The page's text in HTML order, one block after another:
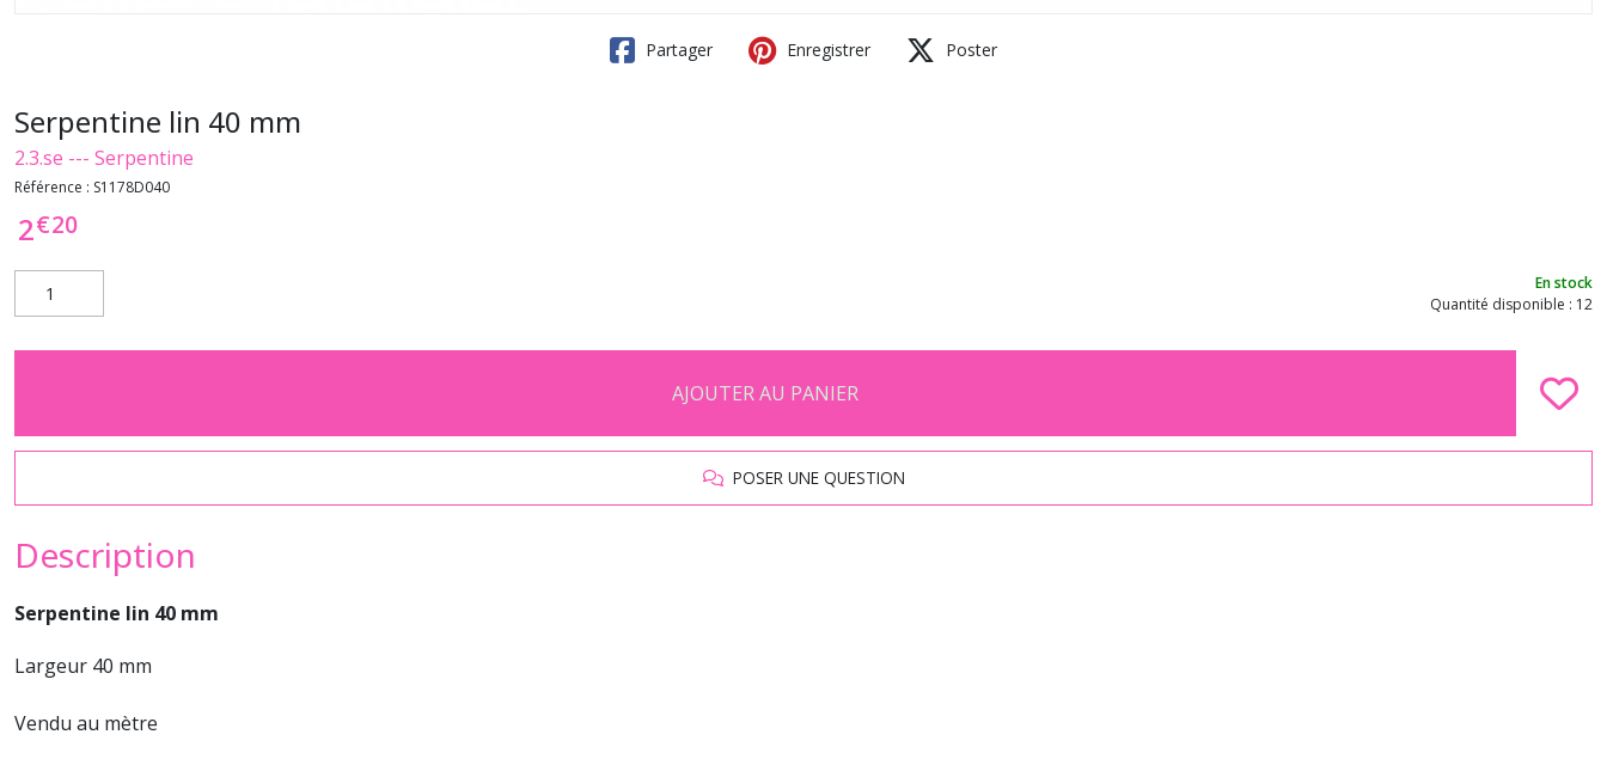
Partager Enregistrer Poster
Serpentine lin 40 mm
2.3.se --- Serpentine
Référence : S1178D040
2€20
En stock
Quantité disponible : 12
AJOUTER AU PANIER
POSER UNE QUESTION
Description
Serpentine lin 40 mm
Largeur 40 mm
Vendu au mètre